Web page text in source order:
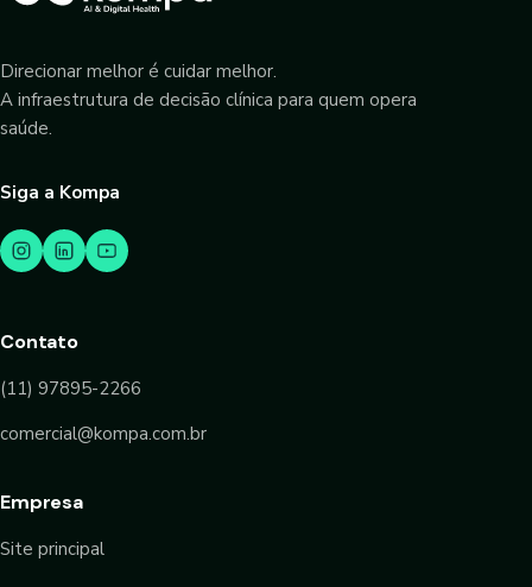
Direcionar melhor é cuidar melhor.
A infraestrutura de decisão clínica para quem opera
saúde.
Siga a Kompa
Contato
(11) 97895-2266
comercial@kompa.com.br
Empresa
Site principal